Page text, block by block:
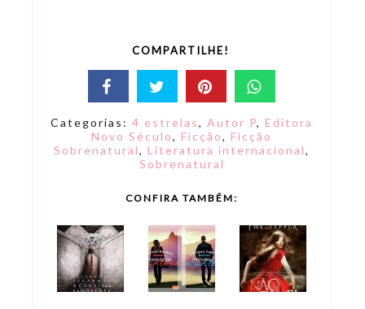
COMPARTILHE!
Categorias: 4 estrelas, Autor P, Editora
Novo Século, Ficção, Ficção
Sobrenatural, Literatura internacional,
Sobrenatural
CONFIRA TAMBÉM: